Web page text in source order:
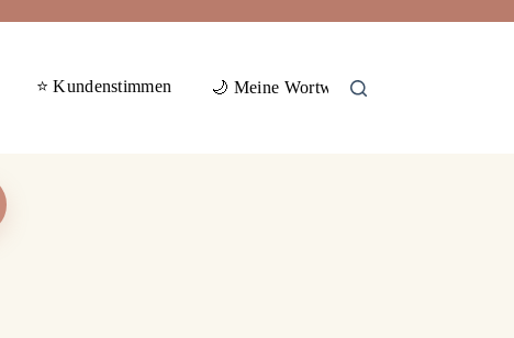
⭐ Kundenstimmen 🌙 Meine Wortwelten